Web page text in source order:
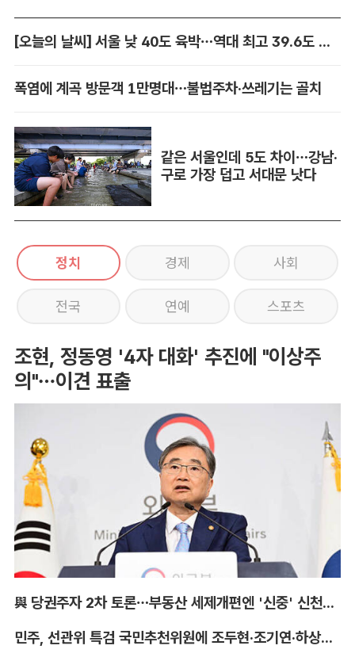
[오늘의 날씨] 서울 낮 40도 육박…역대 최고 39.6도 위협
폭염에 계곡 방문객 1만명대…불법주차·쓰레기는 골치
같은 서울인데 5도 차이…강남·
구로 가장 덥고 서대문 낫다
정치 경제 사회
전국 연예 스포츠
조현, 정동영 '4자 대화' 추진에 "이상주
의"…이견 표출
與 당권주자 2차 토론…부동산 세제개편엔 '신중' 신천지 의혹엔 '격론'
민주, 선관위 특검 국민추천위원에 조두현·조기연·하상응 추천